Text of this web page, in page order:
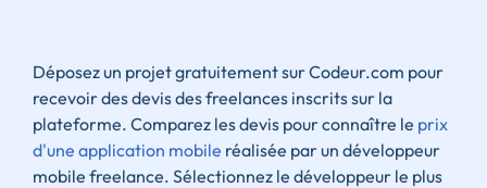
Déposez un projet gratuitement sur Codeur.com pour
recevoir des devis des freelances inscrits sur la
plateforme. Comparez les devis pour connaître le prix
d'une application mobile réalisée par un développeur
mobile freelance. Sélectionnez le développeur le plus